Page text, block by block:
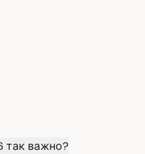
так важно?